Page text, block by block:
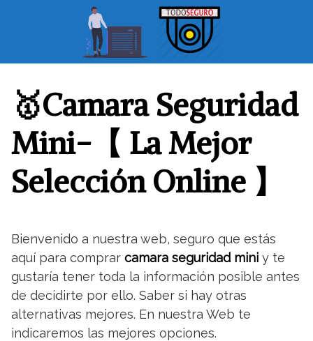
🥇Camara Seguridad
Mini-【 La Mejor
Selección Online 】
Bienvenido a nuestra web, seguro que estás
aquí para comprar camara seguridad mini y te
gustaría tener toda la información posible antes
de decidirte por ello. Saber si hay otras
alternativas mejores. En nuestra Web te
indicaremos las mejores opciones.